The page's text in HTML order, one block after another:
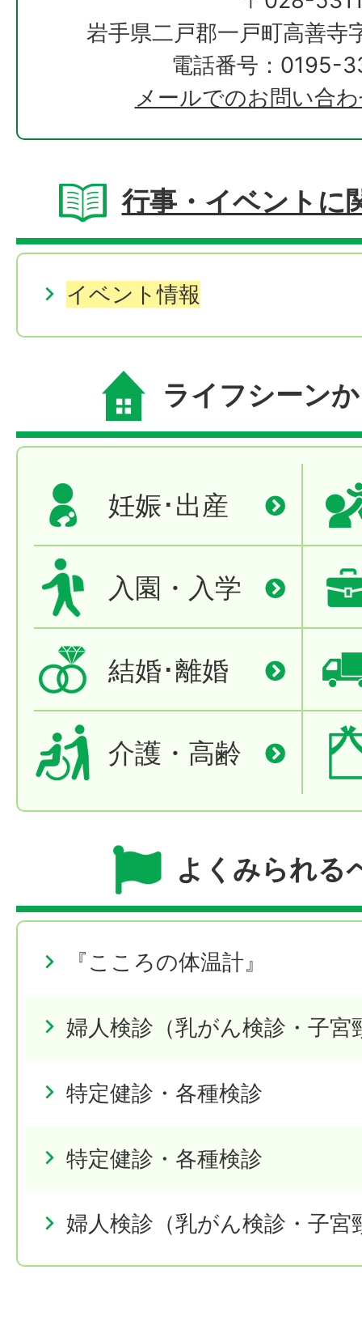
岩手県二戸郡一戸町高善寺
電話番号：0195-
メールでのお問い合
行事・イベントに
イベント情報
ライフシーン
妊娠･出産
入園・入学
結婚･離婚
介護・高齢
よくみられる
『こころの体温計』
婦人検診（乳がん検診・子宮
特定健診・各種検診
特定健診・各種検診
婦人検診（乳がん検診・子宮